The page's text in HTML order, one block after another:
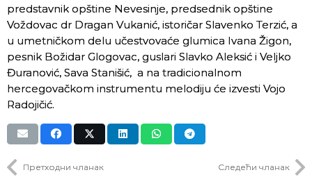
predstavnik opštine Nevesinje, predsednik opštine
Voždovac dr Dragan Vukanić, istoričar Slavenko Terzić, a
u umetničkom delu učestvovaće glumica Ivana Žigon,
pesnik Božidar Glogovac, guslari Slavko Aleksić i Veljko
Đuranović, Sava Stanišić, a na tradicionalnom
hercegovačkom instrumentu melodiju će izvesti Vojo
Radojičić.
Претходни чланак Следећи чланак